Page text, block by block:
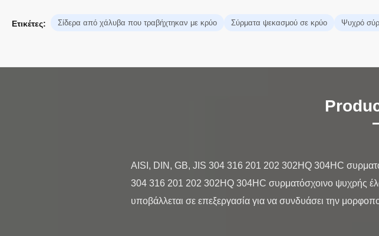
Ετικέτες: Σίδερα από χάλυβα που τραβήχτηκαν με κρύο Σύρματα ψεκασμού σε κρύο Ψυχρό
AISI, DIN, GB, JIS 304 316 201 202 302HQ 304HC
304 316 201 202 302HQ 304HC συρματόσχοινο ψυχρής